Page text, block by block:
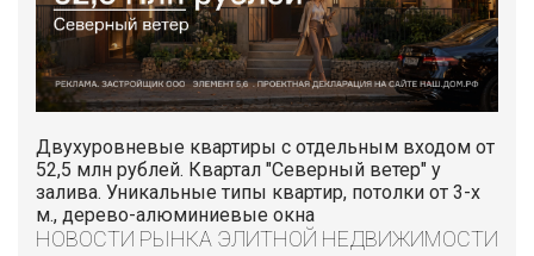
Двухуровневые квартиры с отдельным входом от
52,5 млн рублей. Квартал "Северный ветер" у
залива. Уникальные типы квартир, потолки от 3-х
м., дерево-алюминиевые окна
НОВОСТИ РЫНКА ЭЛИТНОЙ НЕДВИЖИМОСТИ